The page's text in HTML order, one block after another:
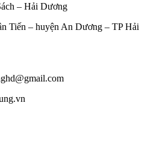
– Hải Dương
Tiến – huyện An Dương – TP Hải